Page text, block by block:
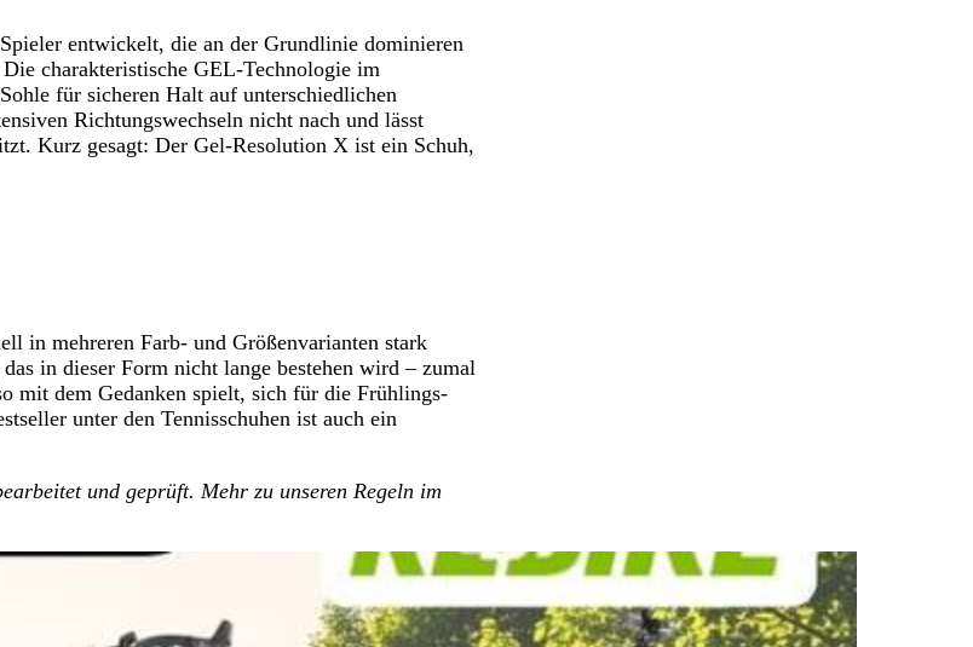
entwickelt, die an der Grundlinie dominieren
charakteristische GEL-Technologie im
für sicheren Halt auf unterschiedlichen
Richtungswechseln nicht nach und lässt
Kurz gesagt: Der Gel-Resolution X ist ein Schuh,
in mehreren Farb- und Größenvarianten stark
in dieser Form nicht lange bestehen wird – zumal
mit dem Gedanken spielt, sich für die Frühlings-
unter den Tennisschuhen ist auch ein
und geprüft. Mehr zu unseren Regeln im